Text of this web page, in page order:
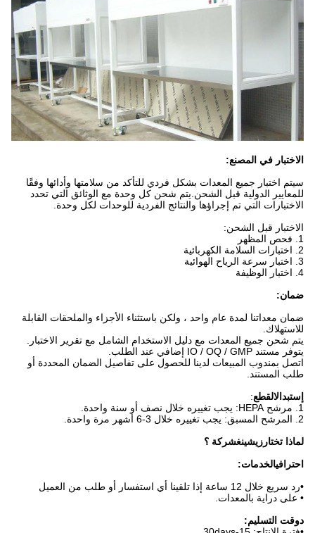
الاختبار في المصنع:
سيتم اختبار جميع المعدات بشكل فردي للتأكد من سلامتها وأدائها وفقًا
للمعايير الدولية قبل الشحن.يتم شحن كل وحدة مع الوثائق التي تحدد
الاختبارات التي تم إجراؤها والنتائج الفردية للوحدات لكل وحدة.
الاختبار قبل الشحن:
1. فحص المظهر
2. اختبارات السلامة الكهربائية
3. اختبار سرعة الرياح الهوائية
4. اختبار الوظيفة
ضمان:
ضمان معداتنا لمدة عام واحد ، ولكن باستثناء الأجزاء والملحقات القابلة
للاستهلاك.
يتم شحن جميع المعدات مع دليل الاستخدام الشامل مع تقرير الاختبار.
يتوفر مستند IO / OQ / GMP إضافي عند الطلب.
اتصل بمندوب المبيعات لدينا للحصول على تفاصيل الضمان المحددة أو
طلب المستند.
إستبدالالقطع:
1. مرشح HEPA: يجب تغييره خلال نصف أو سنة واحدة.
2. المرشح المسبق: يجب تغييره خلال 3-6 أشهر مرة واحدة.
لماذا تختار زيشينغشركة ؟
احترافيالخدمات:
•رد سريع خلال 12 ساعة إذا تلقينا أي استفسار أو طلب من العميل
• على دراية بالمعدات.
دوقت التسليم: